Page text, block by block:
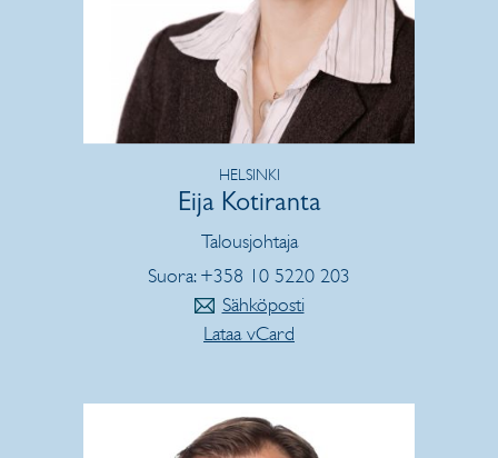
HELSINKI
Eija Kotiranta
Talousjohtaja
Suora: +358 10 5220 203
Sähköposti
Lataa vCard